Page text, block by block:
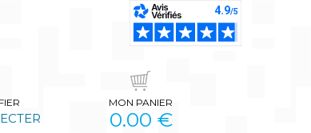
MON PANIER
0.00 €